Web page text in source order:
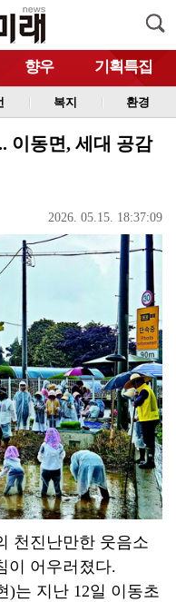
향우 기획특집
복지 환경
이동면, 세대 공감
2026. 05.15. 18:37:09
천진난만한 웃음소
이 어우러졌다.
)는 지난 12일 이동초